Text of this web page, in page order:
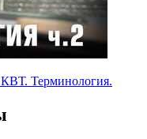
Терминология.